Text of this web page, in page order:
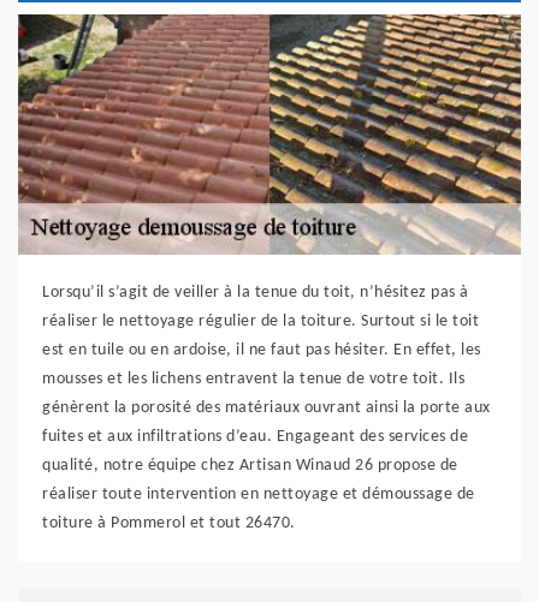
Lorsqu’il s’agit de veiller à la tenue du toit, n’hésitez pas à
réaliser le nettoyage régulier de la toiture. Surtout si le toit
est en tuile ou en ardoise, il ne faut pas hésiter. En effet, les
mousses et les lichens entravent la tenue de votre toit. Ils
génèrent la porosité des matériaux ouvrant ainsi la porte aux
fuites et aux infiltrations d’eau. Engageant des services de
qualité, notre équipe chez Artisan Winaud 26 propose de
réaliser toute intervention en nettoyage et démoussage de
toiture à Pommerol et tout 26470.